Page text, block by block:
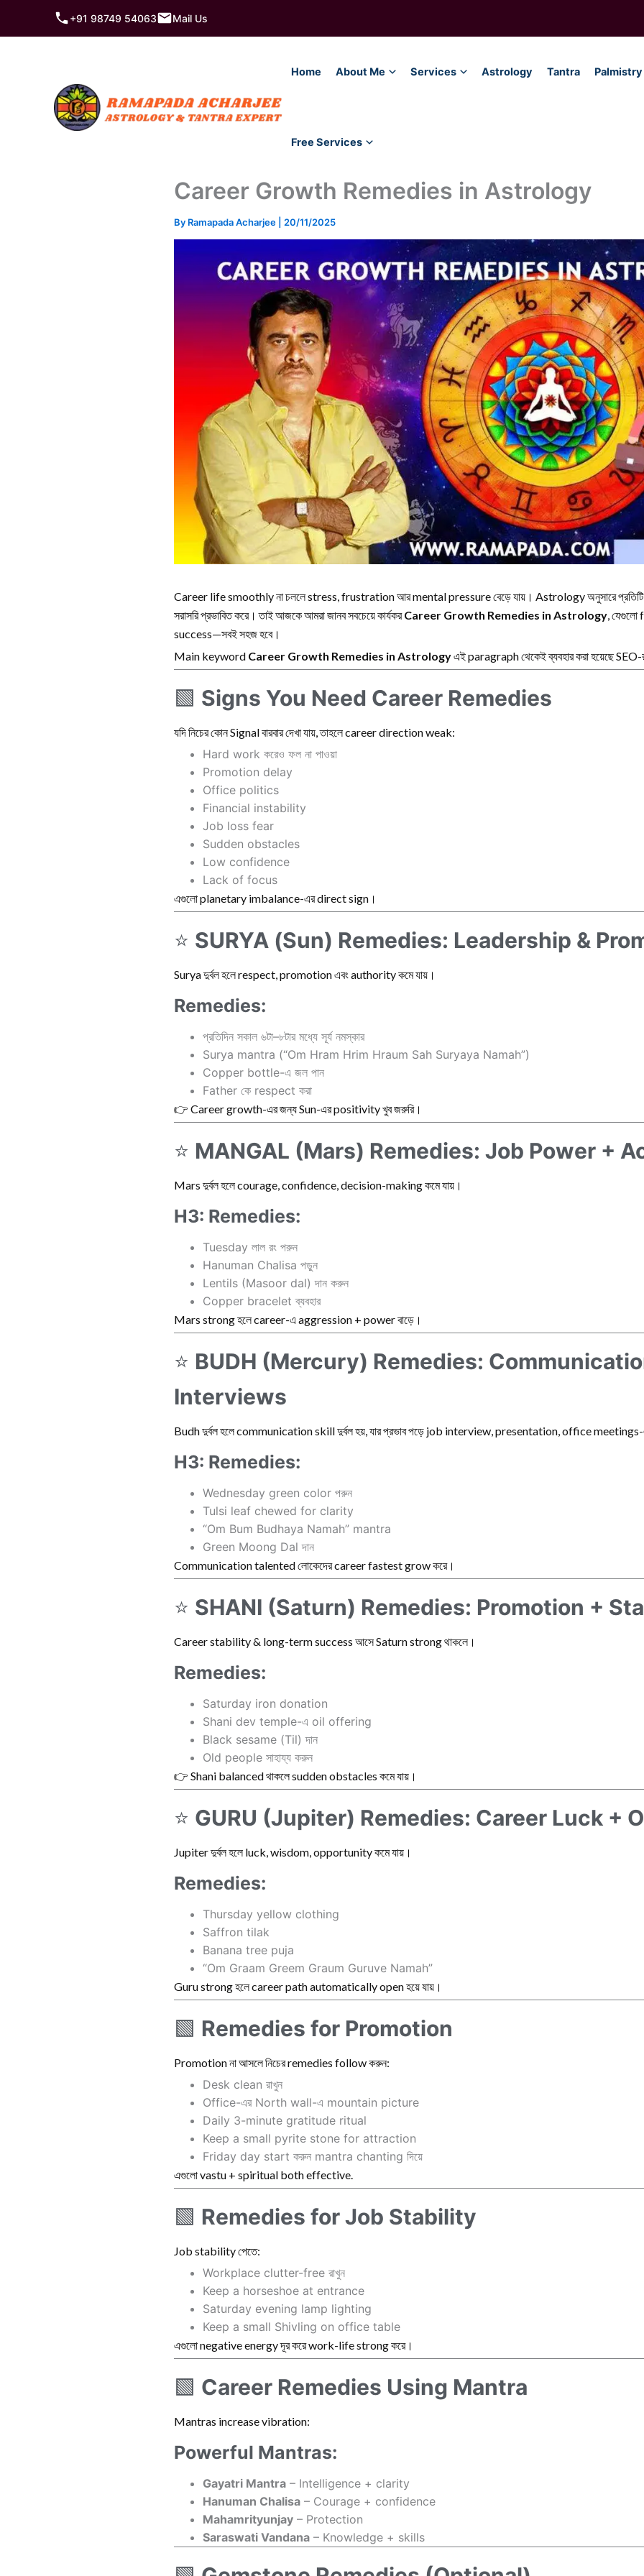
+91 98749 54063 Mail Us
Home About Me Services Astrology Tantra Palmistry
Free Services
Career Growth Remedies in Astrology
By Ramapada Acharjee 20/11/2025
Career life smoothly না চললে stress, frustration আর mental pressure বেড়ে যায়। Astrology অনুসারে
সরাসরি প্রভাবিত করে। তাই আজকে আমরা জানব সবচেয়ে কার্যকরCareer Growth Remedies in Astrology,
success—সবই সহজ হবে।
Main keyword Career Growth Remedies in Astrologyএই paragraph থেকেই ব্যবহার করা হয়েছে
🟩 Signs You Need Career Remedies
যদি নিচের কোন Signal বারবার দেখা যায়, তাহলে career direction weak:
Hard work করেও ফল না পাওয়া
Promotion delay
Office politics
Financial instability
Job loss fear
Sudden obstacles
Low confidence
Lack of focus
এগুলো planetary imbalance-এর direct sign।
⭐ SURYA (Sun) Remedies: Leadership &
Surya দুর্বল হলে respect, promotion এবং authority কমে যায়।
Remedies:
প্রতিদিন সকাল ৬টা–৮টার মধ্যে সূর্য নমস্কার
Surya mantra (“Om Hram Hrim Hraum Sah Suryaya Namah”)
Copper bottle-এ জল পান
Father কে respect করা
👉 Career growth-এর জন্য Sun-এর positivity খুব জরুরি।
⭐ MANGAL (Mars) Remedies: Job Power +
Mars দুর্বল হলে courage, confidence, decision-making কমে যায়।
H3: Remedies:
Tuesday লাল রং পরুন
Hanuman Chalisa পড়ুন
Lentils (Masoor dal) দান করুন
Copper bracelet ব্যবহার
Mars strong হলে career-এ aggression + power বাড়ে।
⭐ BUDH (Mercury) Remedies:
Interviews
Budh দুর্বল হলে communication skill দুর্বল হয়, যার প্রভাব পড়ে job interview, presentation, office
H3: Remedies:
Wednesday green color পরুন
Tulsi leaf chewed for clarity
“Om Bum Budhaya Namah” mantra
Green Moong Dal দান
Communication talented লোকেদের career fastest grow করে।
⭐ SHANI (Saturn) Remedies: Promotion +
Career stability & long-term success আসে Saturn strong থাকলে।
Remedies:
Saturday iron donation
Shani dev temple-এ oil offering
Black sesame (Til) দান
Old people সাহায্য করুন
👉 Shani balanced থাকলে sudden obstacles কমে যায়।
⭐ GURU (Jupiter) Remedies: Career Luck +
Jupiter দুর্বল হলে luck, wisdom, opportunity কমে যায়।
Remedies:
Thursday yellow clothing
Saffron tilak
Banana tree puja
“Om Graam Greem Graum Guruve Namah”
Guru strong হলে career path automatically open হয়ে যায়।
🟩 Remedies for Promotion
Promotion না আসলে নিচের remedies follow করুন:
Desk clean রাখুন
Office-এর North wall-এ mountain picture
Daily 3-minute gratitude ritual
Keep a small pyrite stone for attraction
Friday day start করুন mantra chanting দিয়ে
এগুলো vastu + spiritual both effective.
🟩 Remedies for Job Stability
Job stability পেতে:
Workplace clutter-free রাখুন
Keep a horseshoe at entrance
Saturday evening lamp lighting
Keep a small Shivling on office table
এগুলো negative energy দূর করে work-life strong করে।
🟩 Career Remedies Using Mantra
Mantras increase vibration:
Powerful Mantras:
Gayatri Mantra – Intelligence + clarity
Hanuman Chalisa – Courage + confidence
Mahamrityunjay – Protection
Saraswati Vandana – Knowledge + skills